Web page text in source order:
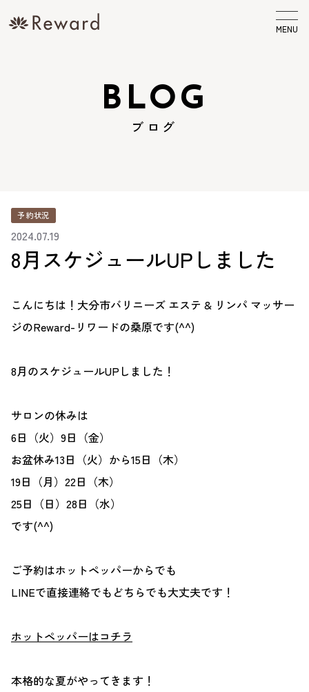
MENU
BLOG
ブログ
予約状況
2024.07.19
8月スケジュールUPしました
こんにちは！大分市バリニーズ エステ & リンパ マッサー
ジのReward-リワードの桑原です(^^)
8月のスケジュールUPしました！
サロンの休みは
6日（火）9日（金）
お盆休み13日（火）から15日（木）
19日（月）22日（木）
25日（日）28日（水）
です(^^)
ご予約はホットペッパーからでも
LINEで直接連絡でもどちらでも大丈夫です！
ホットペッパーはコチラ
本格的な夏がやってきます！